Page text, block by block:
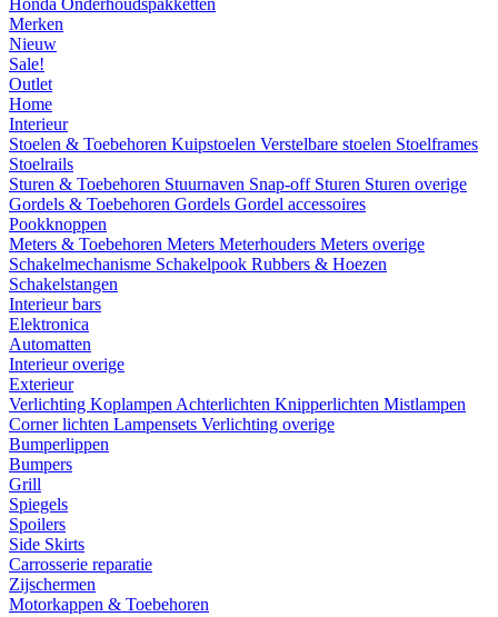
Honda Onderhoudspakketten
Merken
Nieuw
Sale!
Outlet
Home
Interieur
Stoelen & Toebehoren Kuipstoelen Verstelbare stoelen Stoelframes
Stoelrails
Sturen & Toebehoren Stuurnaven Snap-off Sturen Sturen overige
Gordels & Toebehoren Gordels Gordel accessoires
Pookknoppen
Meters & Toebehoren Meters Meterhouders Meters overige
Schakelmechanisme Schakelpook Rubbers & Hoezen
Schakelstangen
Interieur bars
Elektronica
Automatten
Interieur overige
Exterieur
Verlichting Koplampen Achterlichten Knipperlichten Mistlampen
Corner lichten Lampensets Verlichting overige
Bumperlippen
Bumpers
Grill
Spiegels
Spoilers
Side Skirts
Carrosserie reparatie
Zijschermen
Motorkappen & Toebehoren